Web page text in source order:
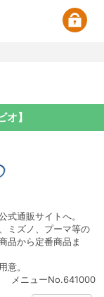
】
式通販サイトへ。
ミズノ、プーマ等の
品から定番商品ま
意。
メニューNo.641000